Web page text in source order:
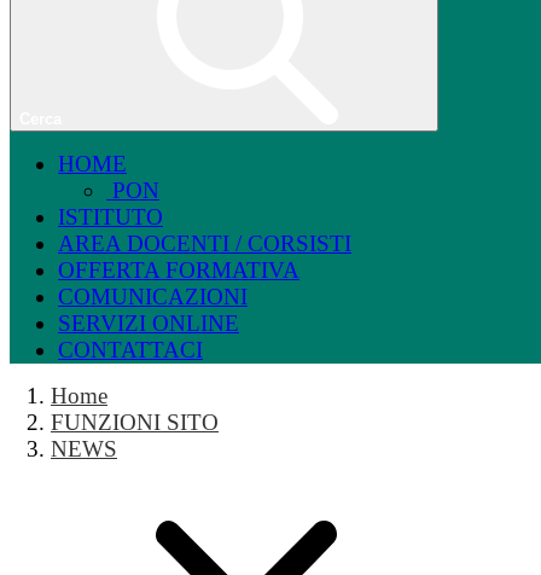
HOME
PON
ISTITUTO
AREA DOCENTI / CORSISTI
OFFERTA FORMATIVA
COMUNICAZIONI
SERVIZI ONLINE
CONTATTACI
Home
FUNZIONI SITO
NEWS